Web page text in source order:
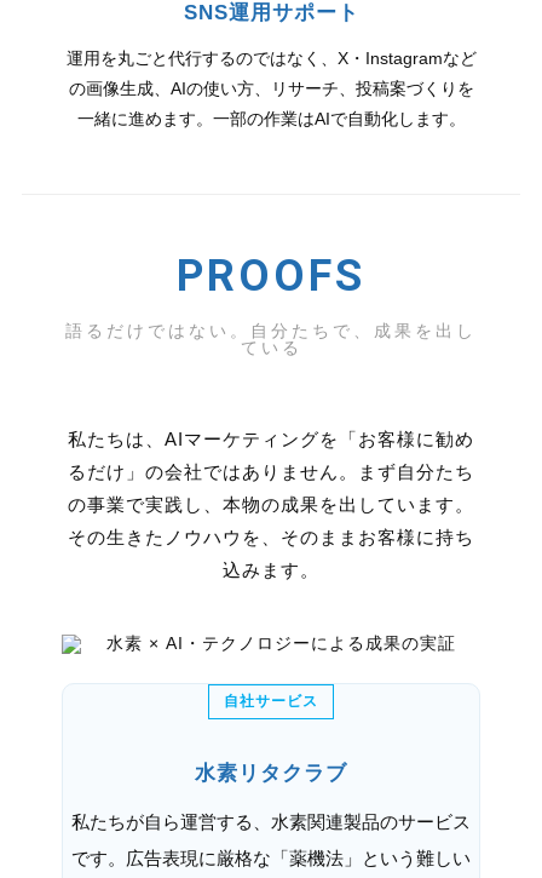
SNS運用サポート
運用を丸ごと代行するのではなく、X・Instagramなど
の画像生成、AIの使い方、リサーチ、投稿案づくりを
一緒に進めます。一部の作業はAIで自動化します。
PROOFS
語るだけではない。自分たちで、成果を出し
ている
私たちは、AIマーケティングを「お客様に勧め
るだけ」の会社ではありません。
まず自分たち
の事業で実践し、本物の成果を出しています。
その生きたノウハウを、そのままお客様に持ち
込みます。
自社サービス
水素リタクラブ
私たちが自ら運営する、水素関連製品のサービス
です。広告表現に厳格な「薬機法」という難しい